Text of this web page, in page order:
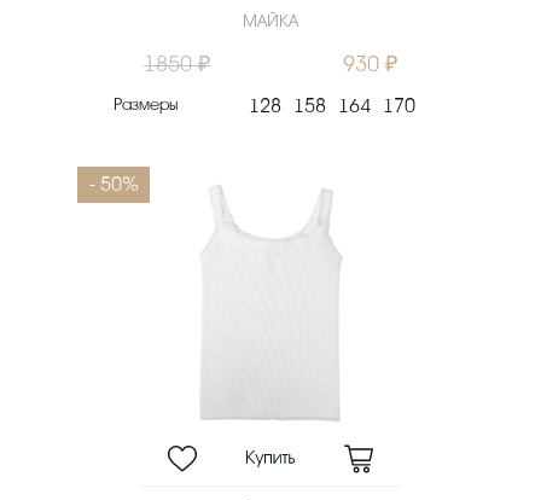
МАЙКА
1850 ₽ 930 ₽
Размеры 128 158 164 170
- 50%